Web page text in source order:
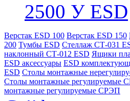
2500 У ESD
Верстак ESD 100 Верстак ESD 150
200 Тумбы ESD Стеллаж СТ-031
наклонный СТ-012 ESD Ящики
ESD аксессуары ESD
ESD Столы монтажные
Столы монтажные регулируемые
монтажные регулируемые СРЭП